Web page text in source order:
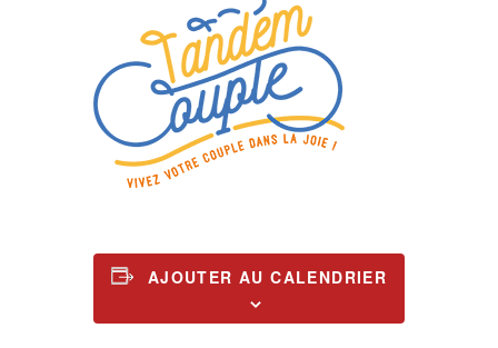
AJOUTER AU CALENDRIER